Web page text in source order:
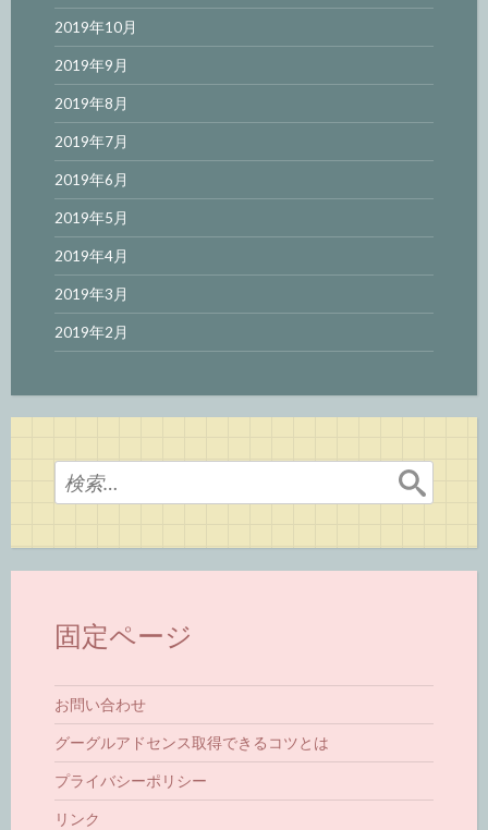
2019年10月
2019年9月
2019年8月
2019年7月
2019年6月
2019年5月
2019年4月
2019年3月
2019年2月
索:
固定ページ
お問い合わせ
グーグルアドセンス取得できるコツとは
プライバシーポリシー
リンク